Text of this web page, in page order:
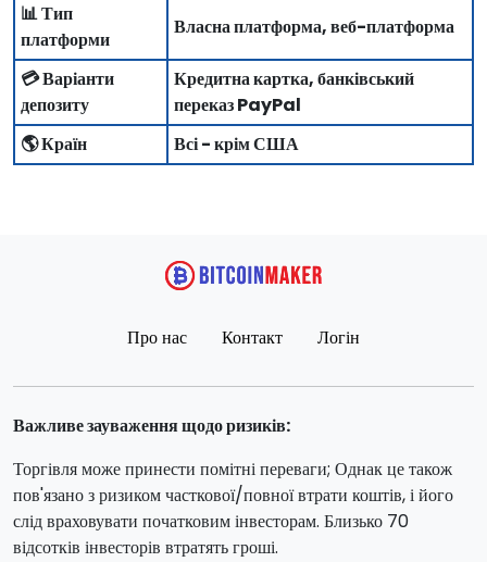
📊 Тип
платформи
Власна платформа, веб-платформа
💳 Варіанти
депозиту
Кредитна картка, банківський
переказ PayPal
🌎 Країн
Всі - крім США
Про нас Контакт Логін
Важливе зауваження щодо ризиків:
Торгівля може принести помітні переваги; Однак це також
пов'язано з ризиком часткової/повної втрати коштів, і його
слід враховувати початковим інвесторам. Близько 70
відсотків інвесторів втратять гроші.